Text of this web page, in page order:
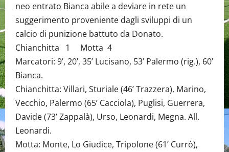
neo entrato Bianca abile a deviare in rete un
suggerimento proveniente dagli sviluppi di un
calcio di punizione battuto da Donato.
Chianchitta 1 Motta 4
Marcatori: 9’, 20’, 35’ Lucisano, 53’ Palermo (rig.), 60’
Bianca.
Chianchitta: Villari, Sturiale (46’ Trazzera), Marino,
Vecchio, Palermo (65’ Cacciola), Puglisi, Guerrera,
Davide (73’ Zappalà), Urso, Leonardi, Megna. All.
Leonardi.
Motta: Monte, Lo Giudice, Tripolone (61’ Currò),